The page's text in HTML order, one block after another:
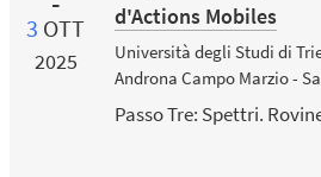
3 OTT
2025
d'Actions Mobiles
Università degli Studi di
Androna Campo Marzio -
Passo Tre: Spettri.